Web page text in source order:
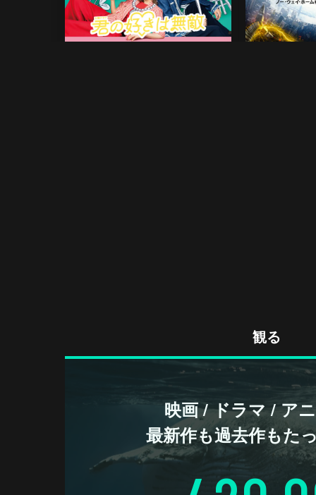
観る
映画 / ドラマ / ア
最新作も過去作もた